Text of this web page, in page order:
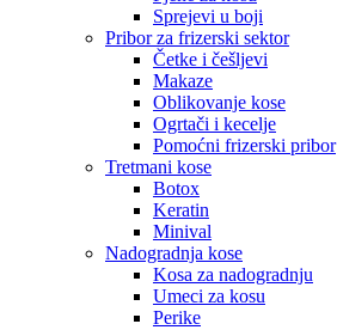
Sprejevi u boji
Pribor za frizerski sektor
Četke i češljevi
Makaze
Oblikovanje kose
Ogrtači i kecelje
Pomoćni frizerski pribor
Tretmani kose
Botox
Keratin
Minival
Nadogradnja kose
Kosa za nadogradnju
Umeci za kosu
Perike